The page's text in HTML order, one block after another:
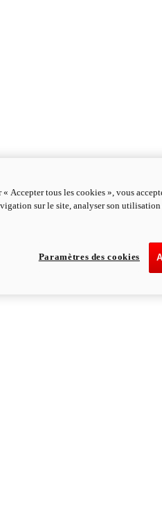
Accepter tous les cookies », vous
sur le site, analyser son
Paramètres des cookies